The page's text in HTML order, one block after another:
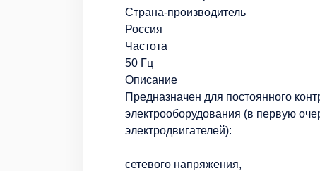
Страна-производитель
Россия
Частота
50 Гц
Описание
Предназначен для постоянного
электрооборудования (в первую
электродвигателей):
сетевого напряжения,